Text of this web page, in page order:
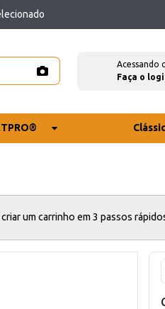
Acessando
Faça o
um carrinho em 3 passos